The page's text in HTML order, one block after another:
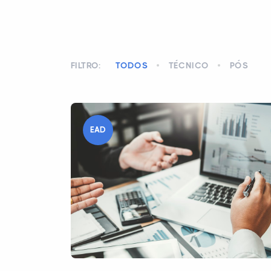
FILTRO: TODOS TÉCNICO PÓS
EAD